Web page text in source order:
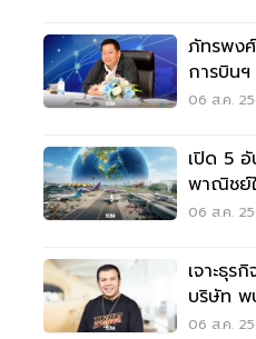
ภัทรพง
การบิน
อากาศ
06 ส.ค.
เปิด 5
พาณิชย์
เวียดนา
06 ส.ค.
เจาะธุร
บริษัท พ
ขาดทุน
06 ส.ค.